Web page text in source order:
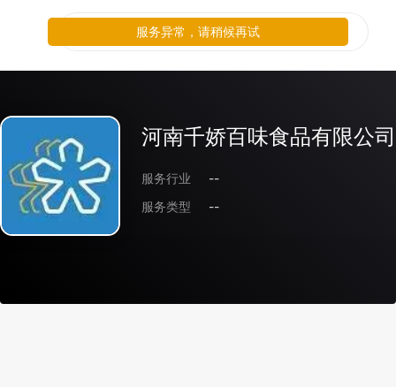
河南千娇百味食品有限公司
服务行业
--
服务类型
--
服务异常，请稍候再试